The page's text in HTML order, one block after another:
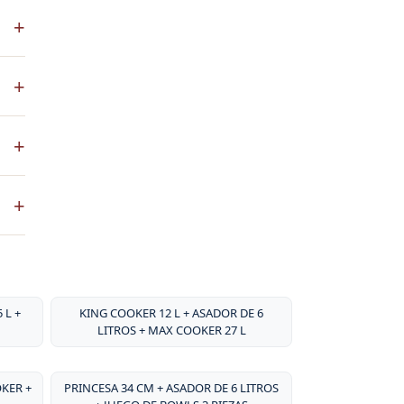
+
+
+
+
L +
KING COOKER 12 L + ASADOR DE 6
LITROS + MAX COOKER 27 L
+
PRINCESA 34 CM + ASADOR DE 6 LITROS